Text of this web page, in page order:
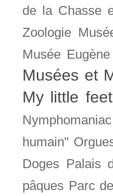
de la Chasse
Zoologie
Musée
Musées et
My little feet
Nymphomaniac
humain"
Doges
Palais
pâques Parc